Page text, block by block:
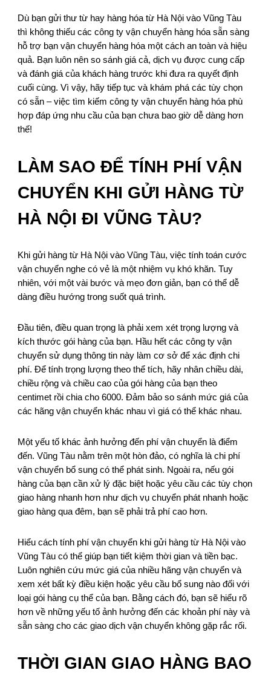
Dù bạn gửi thư từ hay hàng hóa từ Hà Nội vào Vũng Tàu
thì không thiếu các công ty vận chuyển hàng hóa sẵn sàng
hỗ trợ bạn vận chuyển hàng hóa một cách an toàn và hiệu
quả. Bạn luôn nên so sánh giá cả, dịch vụ được cung cấp
và đánh giá của khách hàng trước khi đưa ra quyết định
cuối cùng. Vì vậy, hãy tiếp tục và khám phá các tùy chọn
có sẵn – việc tìm kiếm công ty vận chuyển hàng hóa phù
hợp đáp ứng nhu cầu của bạn chưa bao giờ dễ dàng hơn
thế!
LÀM SAO ĐỂ TÍNH PHÍ VẬN
CHUYỂN KHI GỬI HÀNG TỪ
HÀ NỘI ĐI VŨNG TÀU?
Khi gửi hàng từ Hà Nội vào Vũng Tàu, việc tính toán cước
vận chuyển nghe có vẻ là một nhiệm vụ khó khăn. Tuy
nhiên, với một vài bước và mẹo đơn giản, bạn có thể dễ
dàng điều hướng trong suốt quá trình.
Đầu tiên, điều quan trọng là phải xem xét trọng lượng và
kích thước gói hàng của bạn. Hầu hết các công ty vận
chuyển sử dụng thông tin này làm cơ sở để xác định chi
phí. Để tính trọng lượng theo thể tích, hãy nhân chiều dài,
chiều rộng và chiều cao của gói hàng của bạn theo
centimet rồi chia cho 6000. Đảm bảo so sánh mức giá của
các hãng vận chuyển khác nhau vì giá có thể khác nhau.
Một yếu tố khác ảnh hưởng đến phí vận chuyển là điểm
đến. Vũng Tàu nằm trên một hòn đảo, có nghĩa là chi phí
vận chuyển bổ sung có thể phát sinh. Ngoài ra, nếu gói
hàng của bạn cần xử lý đặc biệt hoặc yêu cầu các tùy chọn
giao hàng nhanh hơn như dịch vụ chuyển phát nhanh hoặc
giao hàng qua đêm, bạn sẽ phải trả phí cao hơn.
Hiểu cách tính phí vận chuyển khi gửi hàng từ Hà Nội vào
Vũng Tàu có thể giúp bạn tiết kiệm thời gian và tiền bạc.
Luôn nghiên cứu mức giá của nhiều hãng vận chuyển và
xem xét bất kỳ điều kiện hoặc yêu cầu bổ sung nào đối với
loại gói hàng cụ thể của bạn. Bằng cách đó, bạn sẽ hiểu rõ
hơn về những yếu tố ảnh hưởng đến các khoản phí này và
sẵn sàng cho các giao dịch vận chuyển không gặp rắc rối.
THỜI GIAN GIAO HÀNG BAO